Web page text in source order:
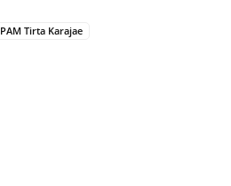
PAM Tirta Karajae